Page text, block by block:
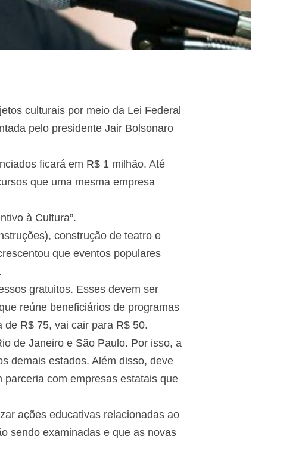
culturais por meio da Lei Federal
pelo presidente Jair Bolsonaro
ficará em R$ 1 milhão. Até
que uma mesma empresa
à Cultura”.
construção de teatro e
que eventos populares
gratuitos. Esses devem ser
reúne beneficiários de programas
R$ 75, vai cair para R$ 50.
de Janeiro e São Paulo. Por isso, a
demais estados. Além disso, deve
com empresas estatais que
ações educativas relacionadas ao
sendo examinadas e que as novas